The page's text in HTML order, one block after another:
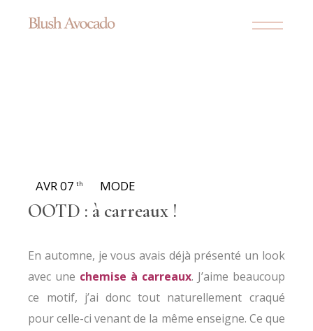
AVR 07 th MODE
OOTD : à carreaux !
En automne, je vous avais déjà présenté un look
avec une chemise à carreaux. J’aime beaucoup
ce motif, j’ai donc tout naturellement craqué
pour celle-ci venant de la même enseigne. Ce que